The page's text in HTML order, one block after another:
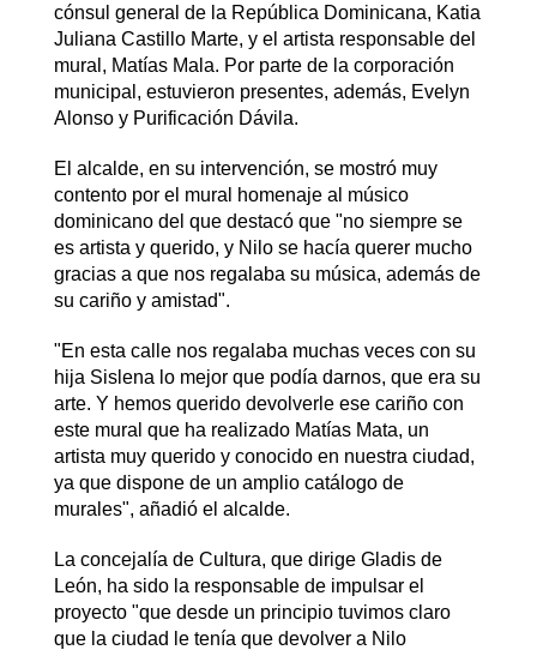
cónsul general de la República Dominicana, Katia
Juliana Castillo Marte, y el artista responsable del
mural, Matías Mala. Por parte de la corporación
municipal, estuvieron presentes, además, Evelyn
Alonso y Purificación Dávila.
El alcalde, en su intervención, se mostró muy
contento por el mural homenaje al músico
dominicano del que destacó que "no siempre se
es artista y querido, y Nilo se hacía querer mucho
gracias a que nos regalaba su música, además de
su cariño y amistad".
"En esta calle nos regalaba muchas veces con su
hija Sislena lo mejor que podía darnos, que era su
arte. Y hemos querido devolverle ese cariño con
este mural que ha realizado Matías Mata, un
artista muy querido y conocido en nuestra ciudad,
ya que dispone de un amplio catálogo de
murales", añadió el alcalde.
La concejalía de Cultura, que dirige Gladis de
León, ha sido la responsable de impulsar el
proyecto "que desde un principio tuvimos claro
que la ciudad le tenía que devolver a Nilo